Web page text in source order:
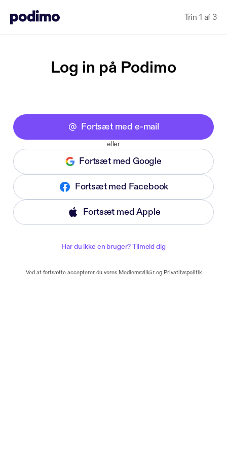
Trin 1 af 3
Log in på Podimo
Fortsæt med e-mail
eller
Fortsæt med Google
Fortsæt med Facebook
Fortsæt med Apple
Har du ikke en bruger? Tilmeld dig
Ved at fortsætte accepterer du vores Medlemsvilkår og Privatlivspolitik